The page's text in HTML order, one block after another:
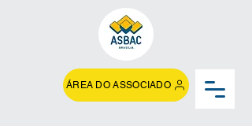
ÁREA DO ASSOCIADO